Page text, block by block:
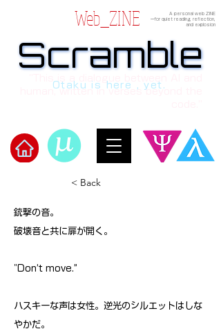
Welcome to μ's Ark!
Web_ZINE
A personal web ZINE
ーfor quiet reading, reflection,
and explosion
Scramble
Scramble
human, written in verses beyond the
Otaku is here , yet.
< Back
銃撃の音。
破壊音と共に扉が開く。
"Don’t move.”
ハスキーな声は女性。逆光のシルエットはしな
やかだ。